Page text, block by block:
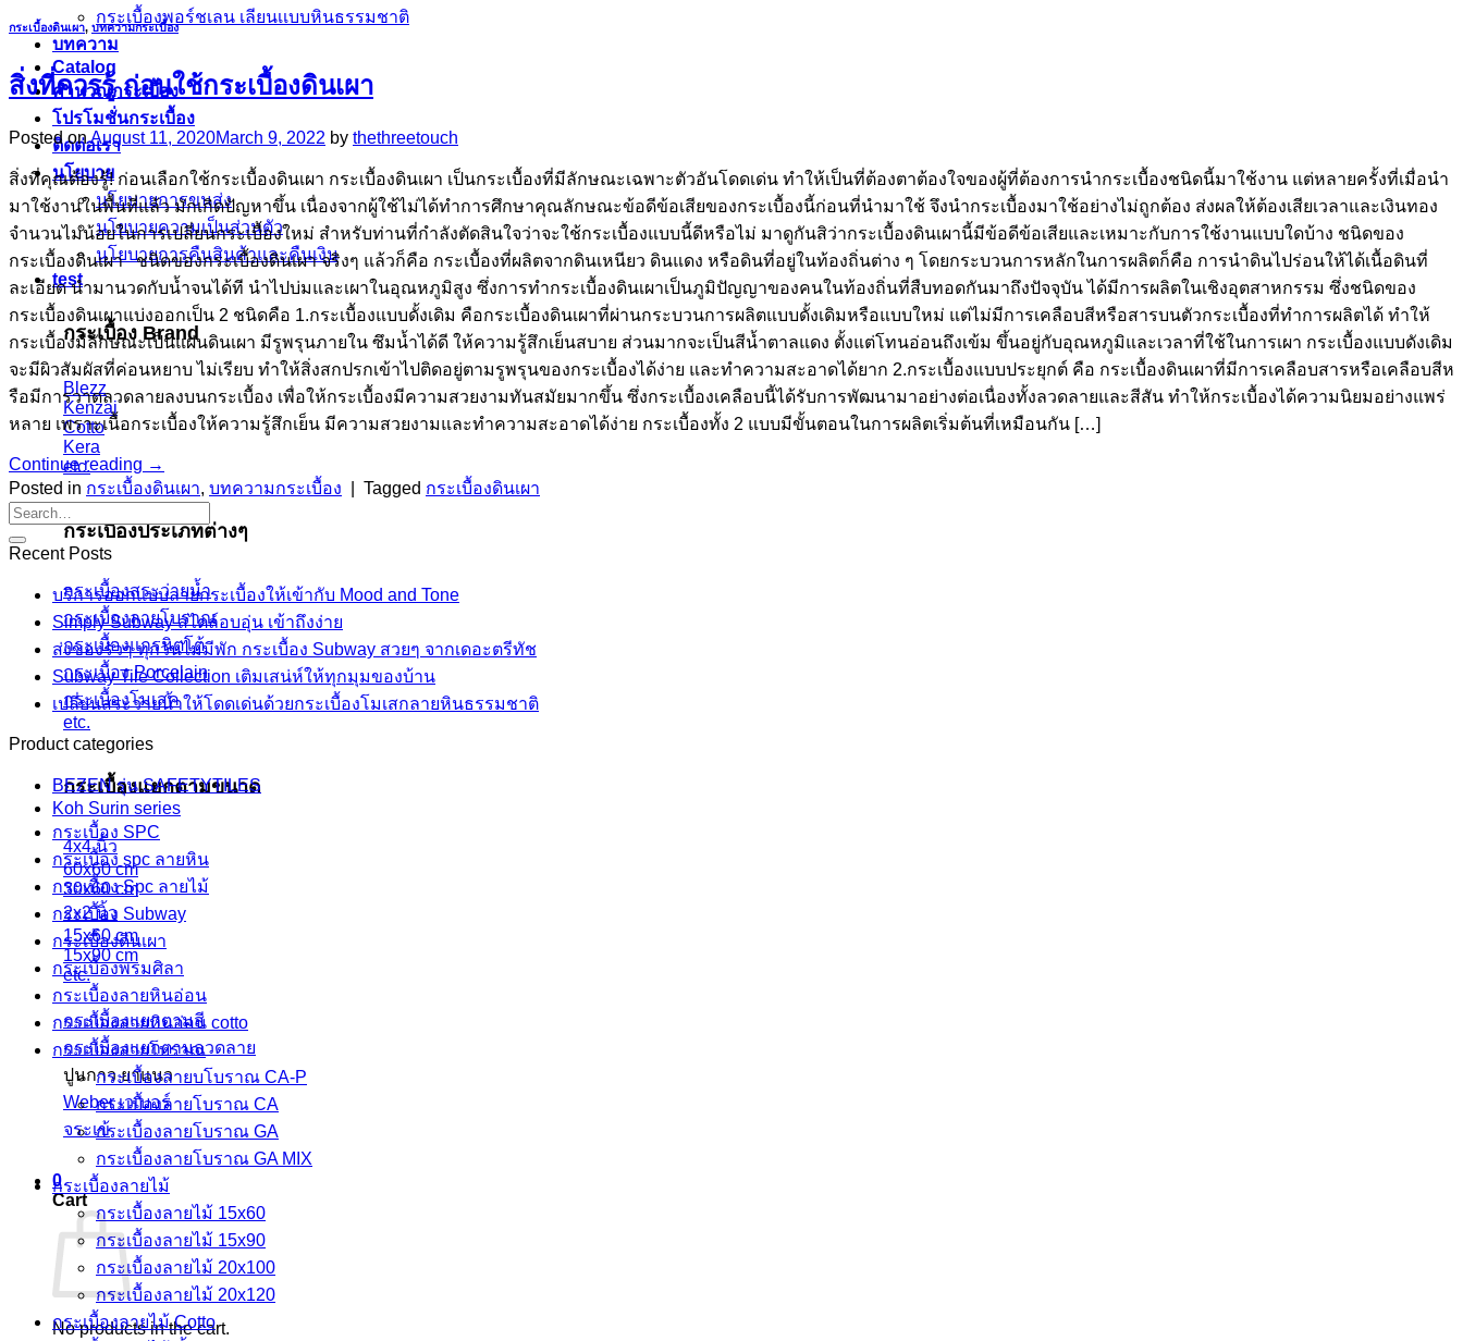
กระเบื้องพอร์ชเลน เลียนเเบบหินธรรมชาติ
บทความ
Catalog
คำนวณกระเบื้อง
โปรโมชั่นกระเบื้อง
ติดต่อเรา
นโยบาย
นโยบายการขนส่ง
นโยบายความเป็นส่วนตัว
นโยบายการคืนสินค้าและคืนเงิน
test
กระเบื้อง Brand
Blezz
Kenzai
Cotto
Kera
etc.
กระเบื้องประเภทต่างๆ
กระเบื้องสระว่ายน้ำ
กระเบื้องลายโบราณ
กระเบื้องแกรนิตโต้
กระเบื้อง Porcelain
กระเบื้องโมเสค
etc.
กระเบื้องแยกตามขนาด
4x4 นิ้ว
60x60 cm
30x60 cm
2x2 นิ้ว
15x60 cm
15x90 cm
etc.
กระเบื้องแยกตามสี
กระเบื้องแยกตามลวดลาย
ปูนกาว ยาแนว
Weber เวเบอร์
จระเข้
0
Cart
No products in the cart.
กระเบื้องดินเผา, บทความกระเบื้อง
สิ่งที่ควรรู้ ก่อนใช้กระเบื้องดินเผา
Posted onAugust 11, 2020March 9, 2022 by thethreetouch
สิ่งที่คุณต้องรู้! ก่อนเลือกใช้กระเบื้องดินเผา กระเบื้องดินเผา เป็นกระเบื้องที่มีลักษณะเฉพาะตัวอันโดดเด่น ทำให้เป็นที่ต้องตาต้องใจของผู้ที่ต้องการนำกระเบื้องชนิดนี้มาใช้งาน แต่หลายครั้งที่เมื่อนำ
มาใช้งานในพื้นที่แล้ว มักเกิดปัญหาขึ้น เนื่องจากผู้ใช้ไม่ได้ทำการศึกษาคุณลักษณะข้อดีข้อเสียของกระเบื้องนี้ก่อนที่นำมาใช้ จึงนำกระเบื้องมาใช้อย่างไม่ถูกต้อง ส่งผลให้ต้องเสียเวลาและเงินทอง
จำนวนไม่น้อยในการเปลี่ยนกระเบื้องใหม่ สำหรับท่านที่กำลังตัดสินใจว่าจะใช้กระเบื้องแบบนี้ดีหรือไม่ มาดูกันสิว่ากระเบื้องดินเผานี้มีข้อดีข้อเสียและเหมาะกับการใช้งานแบบใดบ้าง ชนิดของ
กระเบื้องดินเผา ชนิดของกระเบื้องดินเผา จริงๆ แล้วก็คือ กระเบื้องที่ผลิตจากดินเหนียว ดินแดง หรือดินที่อยู่ในท้องถิ่นต่าง ๆ โดยกระบวนการหลักในการผลิตก็คือ การนำดินไปร่อนให้ได้เนื้อดินที่
ละเอียด นำมานวดกับน้ำจนได้ที นำไปบ่มและเผาในอุณหภูมิสูง ซึ่งการทำกระเบื้องดินเผาเป็นภูมิปัญญาของคนในท้องถิ่นที่สืบทอดกันมาถึงปัจจุบัน ได้มีการผลิตในเชิงอุตสาหกรรม ซึ่งชนิดของ
กระเบื้องดินเผาแบ่งออกเป็น 2 ชนิดคือ 1.กระเบื้องแบบดั้งเดิม คือกระเบื้องดินเผาที่ผ่านกระบวนการผลิตแบบดั้งเดิมหรือแบบใหม่ แต่ไม่มีการเคลือบสีหรือสารบนตัวกระเบื้องที่ทำการผลิตได้ ทำให้
กระเบื้องมีลักษณะเป็นแผ่นดินเผา มีรูพรุนภายใน ซึมน้ำได้ดี ให้ความรู้สึกเย็นสบาย ส่วนมากจะเป็นสีน้ำตาลแดง ตั้งแต่โทนอ่อนถึงเข้ม ขึ้นอยู่กับอุณหภูมิและเวลาที่ใช้ในการเผา กระเบื้องแบบดังเดิม
จะมีผิวสัมผัสที่ค่อนหยาบ ไม่เรียบ ทำให้สิ่งสกปรกเข้าไปติดอยู่ตามรูพรุนของกระเบื้องได้ง่าย และทำความสะอาดได้ยาก 2.กระเบื้องแบบประยุกต์ คือ กระเบื้องดินเผาที่มีการเคลือบสารหรือเคลือบสีห
รือมีการวาดลวดลายลงบนกระเบื้อง เพื่อให้กระเบื้องมีความสวยงามทันสมัยมากขึ้น ซึ่งกระเบื้องเคลือบนี้ได้รับการพัฒนามาอย่างต่อเนื่องทั้งลวดลายและสีสัน ทำให้กระเบื้องได้ความนิยมอย่างแพร่
หลาย เพราะเนื้อกระเบื้องให้ความรู้สึกเย็น มีความสวยงามและทำความสะอาดได้ง่าย กระเบื้องทั้ง 2 แบบมีขั้นตอนในการผลิตเริ่มต้นที่เหมือนกัน […]
Continue reading →
Posted in กระเบื้องดินเผา, บทความกระเบื้อง Tagged กระเบื้องดินเผา
Recent Posts
บริการออกแบบลายกระเบื้องให้เข้ากับ Mood and Tone
Simply Subway สไตล์อบอุ่น เข้าถึงง่าย
ส่งของรัวๆ ทุกวันไม่มีพัก กระเบื้อง Subway สวยๆ จากเดอะตรีทัช
Subway Tile Collection เติมเสน่ห์ให้ทุกมุมของบ้าน
เปลี่ยนสระว่ายน้ำให้โดดเด่นด้วยกระเบื้องโมเสกลายหินธรรมชาติ
Product categories
BEZEN รุ่น SAFETYTILES
Koh Surin series
กระเบื้อง SPC
กระเบื้อง spc ลายหิน
กระเบื้อง Spc ลายไม้
กระเบื้อง Subway
กระเบื้องดินเผา
กระเบื้องพรมศิลา
กระเบื้องลายหินอ่อน
กระเบื้องลายหินอ่อน cotto
กระเบื้องลายโบราณ
กระเบื้องลายบโบราณ CA-P
กระเบื้องลายโบราณ CA
กระเบื้องลายโบราณ GA
กระเบื้องลายโบราณ GA MIX
กระเบื้องลายไม้
กระเบื้องลายไม้ 15x60
กระเบื้องลายไม้ 15x90
กระเบื้องลายไม้ 20x100
กระเบื้องลายไม้ 20x120
กระเบื้องลายไม้ Cotto